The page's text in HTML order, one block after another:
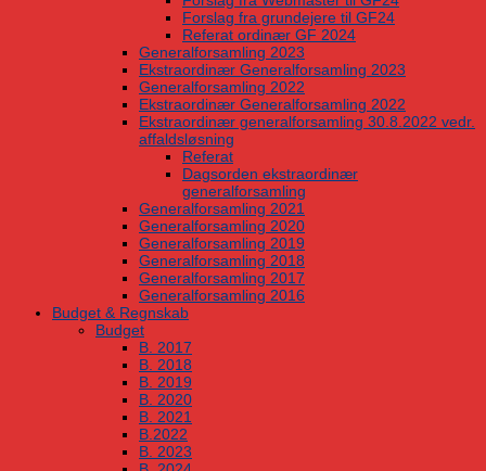
Forslag fra grundejere til GF24
Referat ordinær GF 2024
Generalforsamling 2023
Ekstraordinær Generalforsamling 2023
Generalforsamling 2022
Ekstraordinær Generalforsamling 2022
Ekstraordinær generalforsamling 30.8.2022 vedr.
affaldsløsning
Referat
Dagsorden ekstraordinær
generalforsamling
Generalforsamling 2021
Generalforsamling 2020
Generalforsamling 2019
Generalforsamling 2018
Generalforsamling 2017
Generalforsamling 2016
Budget & Regnskab
Budget
B. 2017
B. 2018
B. 2019
B. 2020
B. 2021
B.2022
B. 2023